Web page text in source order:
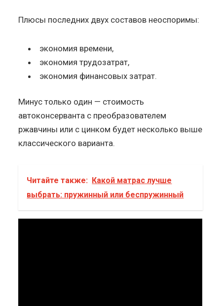
Плюсы последних двух составов неоспоримы:
экономия времени,
экономия трудозатрат,
экономия финансовых затрат.
Минус только один — стоимость
автоконсерванта с преобразователем
ржавчины или с цинком будет несколько выше
классического варианта.
Читайте также: Какой матрас лучше
выбрать: пружинный или беспружинный